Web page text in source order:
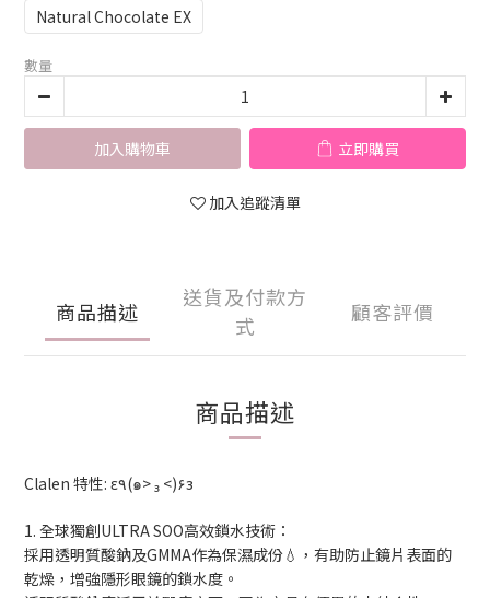
Natural Chocolate EX
數量
加入購物車 立即購買
加入追蹤清單
商品描述
送貨及付款方
式
顧客評價
商品描述
Clalen 特性: ε٩(๑> ₃ <)۶з
1. 全球獨創ULTRA SOO高效鎖水技術：
採用透明質酸鈉及GMMA作為保濕成份💧 ， 有助防止鏡片表面的
乾燥，增強隱形眼鏡的鎖水度。